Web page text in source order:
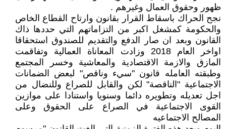
ظهور وحقوق العمال وغيرهم .
نجح الحراك باسقاط القرار بقانون وارتاح القطاع الخاص
والحكومة كمشغل اكبر من التزاماتهم التي حددها ذاك
القانون وبعد ان صار الدفع والتقديم للصندوق استحقاقا
اواخر العام 2018 وزادت المعاناة العمالية وتفاقمت
المازق والازمة الاقتصادية والمعاشية وخسر المجتمع
وطبقته العامله قانون "سيء وناقص" لبعض الضمانات
الاجتماعية "الناقصة" لكن والقابل للصراع وللنضال من
اجل تعديله وتطويره دائما وسنويا واستنادا على موازين
القوى الاجتماعية في الصراع على الحقوق وعلى
المصالح الاجتماعيه